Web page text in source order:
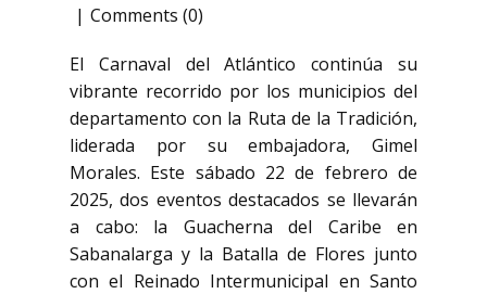
Comments (0)
El Carnaval del Atlántico continúa su
vibrante recorrido por los municipios del
departamento con la Ruta de la Tradición,
liderada por su embajadora, Gimel
Morales. Este sábado 22 de febrero de
2025, dos eventos destacados se llevarán
a cabo: la Guacherna del Caribe en
Sabanalarga y la Batalla de Flores junto
con el Reinado Intermunicipal en Santo